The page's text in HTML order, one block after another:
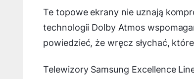
Te topowe ekrany nie uznają
technologii Dolby Atmos
powiedzieć, że wręcz słychać,
Telewizory Samsung Excellence